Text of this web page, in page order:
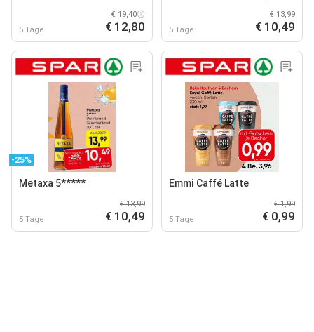
5 Tage
€ 19,40
€ 12,80 5 Tage
€ 13,99
€ 10,49
-25%
Metaxa 5*****
5 Tage
€ 13,99
€ 10,49
Emmi Caffé Latte
5 Tage
€ 1,99
€ 0,99